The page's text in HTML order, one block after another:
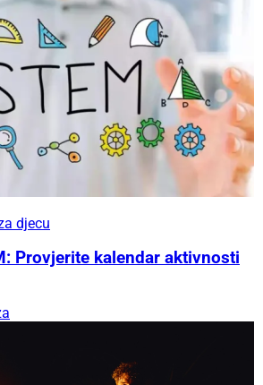
djecu
Provjerite kalendar aktivnosti